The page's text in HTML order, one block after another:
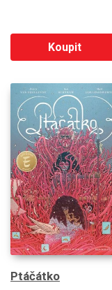
Koupit
Ptáčátko